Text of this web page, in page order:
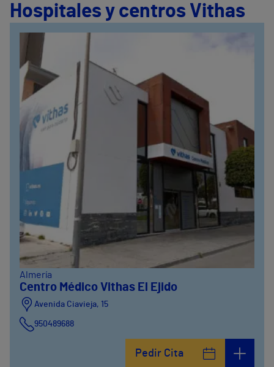
Hospitales y centros Vithas
Almería
Centro Médico Vithas El Ejido
Avenida Ciavieja, 15
950489688
Pedir Cita